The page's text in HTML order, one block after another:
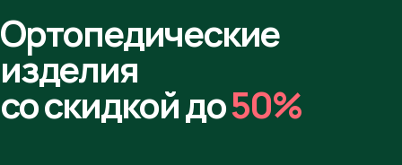
Ортопедические
изделия
со скидкой до50%